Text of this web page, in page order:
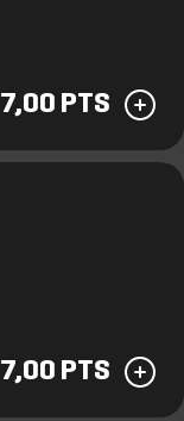
7,00 PTS
7,00 PTS